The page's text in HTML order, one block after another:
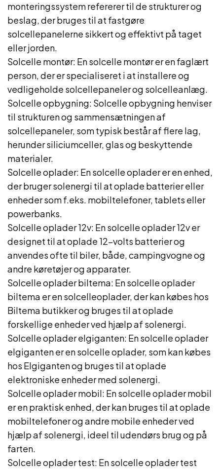
monteringssystem refererer til de strukturer og
beslag, der bruges til at fastgøre
solcellepanelerne sikkert og effektivt på taget
eller jorden.
Solcelle montør: En solcelle montør er en faglært
person, der er specialiseret i at installere og
vedligeholde solcellepaneler og solcelleanlæg.
Solcelle opbygning: Solcelle opbygning henviser
til strukturen og sammensætningen af
solcellepaneler, som typisk består af flere lag,
herunder siliciumceller, glas og beskyttende
materialer.
Solcelle oplader: En solcelle oplader er en enhed,
der bruger solenergi til at oplade batterier eller
enheder som f.eks. mobiltelefoner, tablets eller
powerbanks.
Solcelle oplader 12v: En solcelle oplader 12v er
designet til at oplade 12-volts batterier og
anvendes ofte til biler, både, campingvogne og
andre køretøjer og apparater.
Solcelle oplader biltema: En solcelle oplader
biltema er en solcelleoplader, der kan købes hos
Biltema butikker og bruges til at oplade
forskellige enheder ved hjælp af solenergi.
Solcelle oplader elgiganten: En solcelle oplader
elgiganten er en solcelle oplader, som kan købes
hos Elgiganten og bruges til at oplade
elektroniske enheder med solenergi.
Solcelle oplader mobil: En solcelle oplader mobil
er en praktisk enhed, der kan bruges til at oplade
mobiltelefoner og andre mobile enheder ved
hjælp af solenergi, ideel til udendørs brug og på
farten.
Solcelle oplader test: En solcelle oplader test